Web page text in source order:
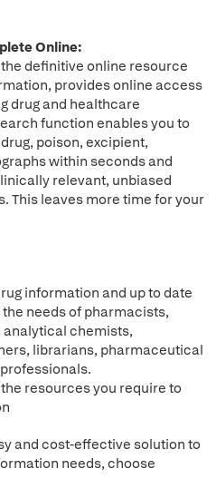
Online:
definitive online resource
provides online access
drug and healthcare
function enables you to
poison, excipient,
within seconds and
relevant, unbiased
This leaves more time for your
information and up to date
needs of pharmacists,
chemists,
librarians, pharmaceutical
resources you require to
and cost-effective solution to
needs, choose